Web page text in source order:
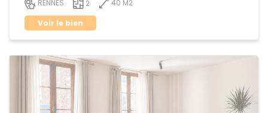
RENNES 2
40 M2
Voir le bien